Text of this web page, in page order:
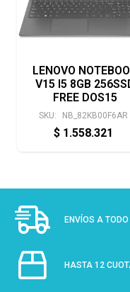
LENOVO
V15 I5 8GB
FREE DOS15
SKU: NB_82KB00F6AR
$ 1.558.321
ENVÍOS A TODO
HASTA 12